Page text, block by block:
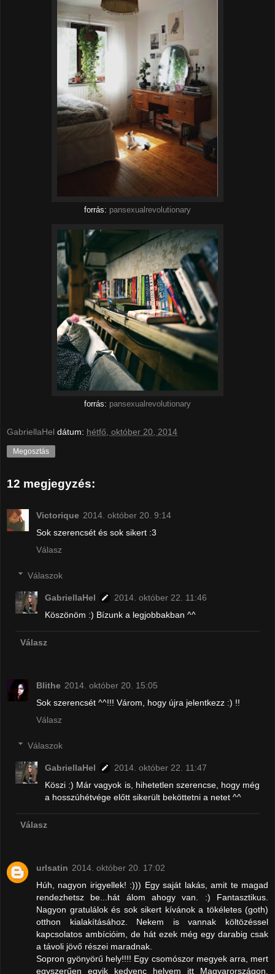
forrás: pansexualrevolutionary
forrás: pansexualrevolutionary
GabriellaHel dátum: hétfő, október 20, 2014
Megosztás
12 megjegyzés:
Victorique 2014. október 20. 9:14
Sok szerencsét és sok sikert :3
Válasz
Válaszok
GabriellaHel
2014. október 22. 11:46
Köszönöm :) Bízunk a legjobbakban ^^
Válasz
Blithe 2014. október 20. 15:05
Sok szerencsét ^^!!! Várom, hogy újra jelentkezz :) !!
Válasz
Válaszok
GabriellaHel
2014. október 22. 11:47
Köszi :) Már vagyok is, hihetetlen szerencse, hogy még
a hosszúhétvége előtt sikerült beköttetni a netet ^^
Válasz
urlsatin 2014. október 20. 17:02
Húh, nagyon irigyellek! :))) Egy saját lakás, amit te magad
rendezhetsz be...hát álom ahogy van. :) Fantasztikus.
Nagyon gratulálok és sok sikert kívánok a tökéletes (goth)
otthon kialakításához. Nekem is vannak költözéssel
kapcsolatos ambícióim, de hát ezek még egy darabig csak
a távoli jövő részei maradnak.
Sopron gyönyörű hely!!!! Egy csomószor megyek arra, mert
egyszerűen egyik kedvenc helyem itt Magyarországon.